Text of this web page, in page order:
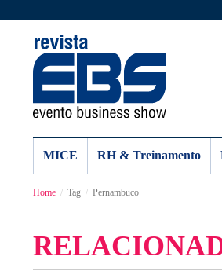
MICE RH & Treinamento
Home Tag Pernambuco